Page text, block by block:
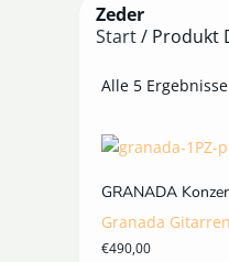
Zeder
Start/ Produkt
Alle 5
GRANADA
Granada Gitarren
€490,00